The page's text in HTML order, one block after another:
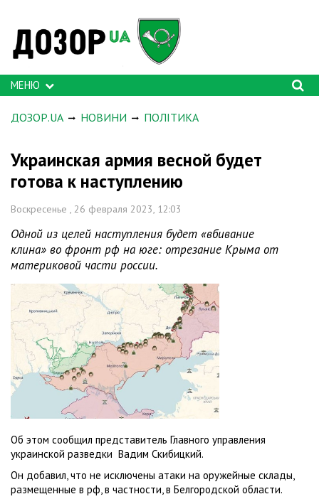
МЕНЮ
ДОЗОР.UA НОВИНИ ПОЛІТИКА
Украинская армия весной будет
готова к наступлению
Воскресенье , 26 февраля 2023, 12:03
Одной из целей наступления будет «вбивание
клина» во фронт рф на юге: отрезание Крыма от
материковой части россии.
Об этом сообщил представитель Главного управления
украинской разведки Вадим Скибицкий.
Он добавил, что не исключены атаки на оружейные склады,
размещенные в рф, в частности, в Белгородской области.